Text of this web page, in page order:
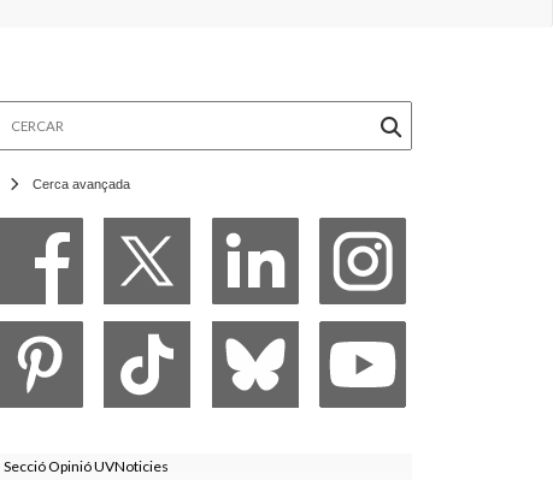
Cerca avançada
Secció Opinió UVNoticies